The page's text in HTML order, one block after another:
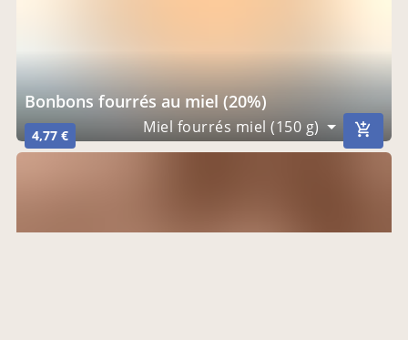
Bonbons fourrés au miel (20%)
4,77 € Miel fourrés miel (150 g)